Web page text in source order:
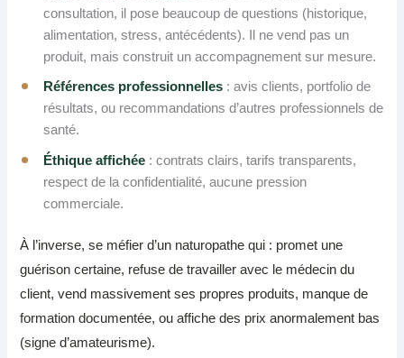
consultation, il pose beaucoup de questions (historique,
alimentation, stress, antécédents). Il ne vend pas un
produit, mais construit un accompagnement sur mesure.
Références professionnelles : avis clients, portfolio de
résultats, ou recommandations d’autres professionnels de
santé.
Éthique affichée : contrats clairs, tarifs transparents,
respect de la confidentialité, aucune pression
commerciale.
À l’inverse, se méfier d’un naturopathe qui : promet une
guérison certaine, refuse de travailler avec le médecin du
client, vend massivement ses propres produits, manque de
formation documentée, ou affiche des prix anormalement bas
(signe d’amateurisme).